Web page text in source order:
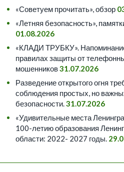
«Советуем прочитать», обзор
«Летняя безопасность»,
01.08.2026
«КЛАДИ ТРУБКУ».
правилах защиты от
мошенников31.07.2026
Разведение открытого огня
соблюдения простых, но
безопасности.31.07.2026
«Удивительные места
100-летию образования
области: 2022- 2027 годы.